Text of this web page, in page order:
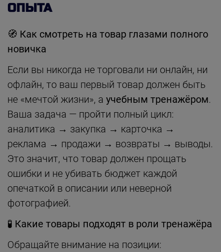
ОПЫТА
🧭 Как смотреть на товар глазами полного
новичка
Если вы никогда не торговали ни онлайн, ни
офлайн, то ваш первый товар должен быть
не «мечтой жизни», а учебным тренажёром.
Ваша задача — пройти полный цикл:
аналитика → закупка → карточка →
реклама → продажи → возвраты → выводы.
Это значит, что товар должен прощать
ошибки и не убивать бюджет каждой
опечаткой в описании или неверной
фотографией.
🧪 Какие товары подходят в роли тренажёра
Обращайте внимание на позиции: